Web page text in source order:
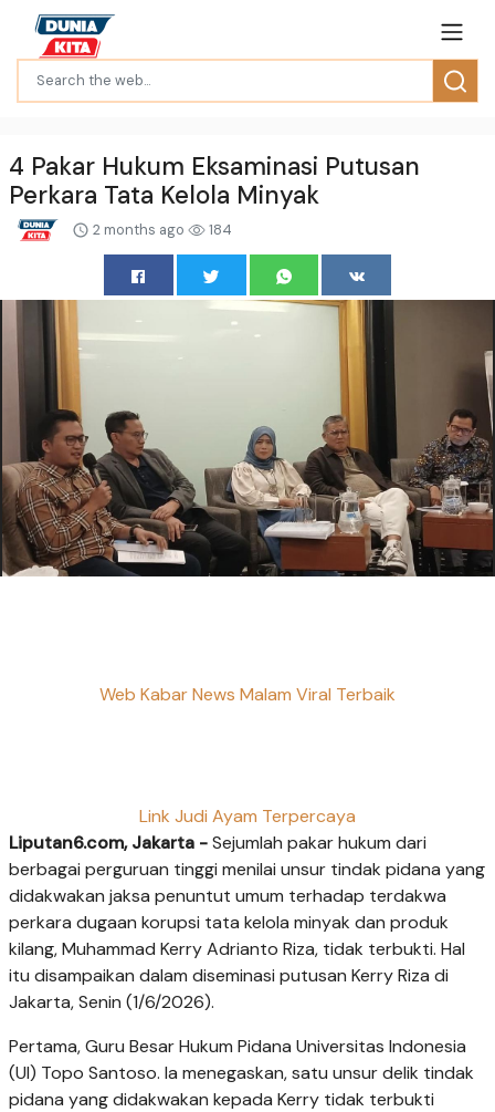
4 Pakar Hukum Eksaminasi Putusan
Perkara Tata Kelola Minyak
2 months ago 184
Web Kabar News Malam Viral Terbaik
Link Judi Ayam Terpercaya
Liputan6.com, Jakarta -Sejumlah pakar hukum dari
berbagai perguruan tinggi menilai unsur tindak pidana yang
didakwakan jaksa penuntut umum terhadap terdakwa
perkara dugaan korupsi tata kelola minyak dan produk
kilang, Muhammad Kerry Adrianto Riza, tidak terbukti. Hal
itu disampaikan dalam diseminasi putusan Kerry Riza di
Jakarta, Senin (1/6/2026).
Pertama, Guru Besar Hukum Pidana Universitas Indonesia
(UI) Topo Santoso. Ia menegaskan, satu unsur delik tindak
pidana yang didakwakan kepada Kerry tidak terbukti